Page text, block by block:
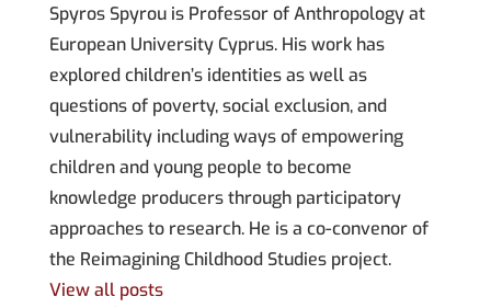
Spyros Spyrou is Professor of Anthropology at
European University Cyprus. His work has
explored children’s identities as well as
questions of poverty, social exclusion, and
vulnerability including ways of empowering
children and young people to become
knowledge producers through participatory
approaches to research. He is a co-convenor of
the Reimagining Childhood Studies project.
View all posts